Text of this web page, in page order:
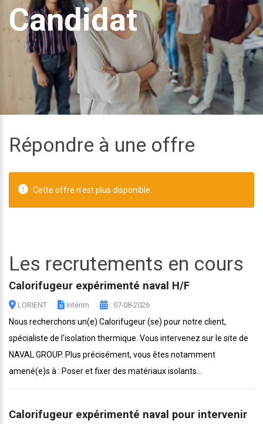
Candidat
Répondre à une offre
Cette offre n'est plus disponible.
Les recrutements en cours
Calorifugeur expérimenté naval H/F
LORIENT Intérim : 07-08-2026
Nous recherchons un(e) Calorifugeur (se) pour notre client,
spécialiste de l'isolation thermique. Vous intervenez sur le site de
NAVAL GROUP. Plus précisément, vous êtes notamment
amené(e)s à : Poser et fixer des matériaux isolants...
Calorifugeur expérimenté naval pour intervenir